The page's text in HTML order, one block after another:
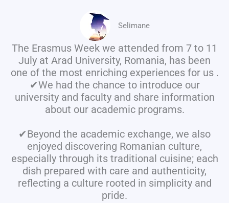
Selimane
The Erasmus Week we attended from 7 to 11
July at Arad University, Romania, has been
one of the most enriching experiences for us .
✔We had the chance to introduce our
university and faculty and share information
about our academic programs.
✔Beyond the academic exchange, we also
enjoyed discovering Romanian culture,
especially through its traditional cuisine; each
dish prepared with care and authenticity,
reflecting a culture rooted in simplicity and
pride.